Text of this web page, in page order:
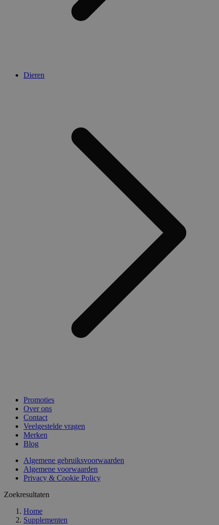
Dieren
Promoties
Over ons
Contact
Veelgestelde vragen
Merken
Blog
Algemene gebruiksvoorwaarden
Algemene voorwaarden
Privacy & Cookie Policy
Zoekresultaten
Home
Supplementen